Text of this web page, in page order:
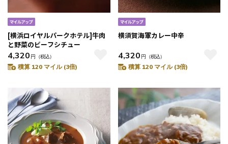
[横浜ロイヤルパークホテル]牛肉
と野菜のビーフシチュー
4,320 円 （税込）
積算 120 マイル (3倍)
横須賀海軍カレー中辛
4,320 円 （税込）
積算 120 マイル (3倍)